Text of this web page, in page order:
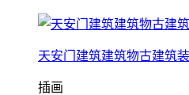
天安门建筑建筑物古建筑
插画